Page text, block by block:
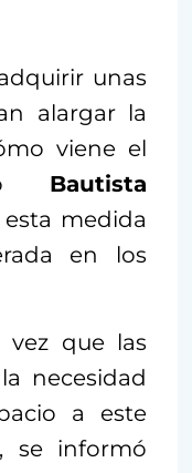
unas
alargar la
viene el
Bautista
medida
en los
vez que las
necesidad
a este
se informó